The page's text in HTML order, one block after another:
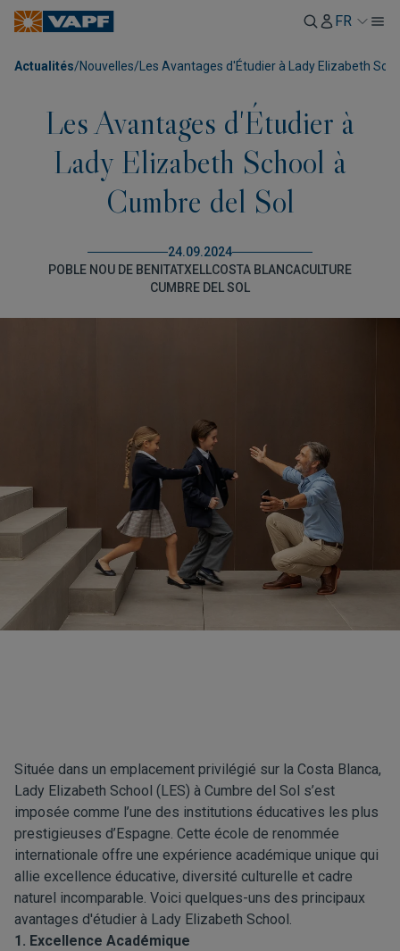
FR
Actualités/Nouvelles/ Les Avantages d'Étudier à Lady Elizabeth
Les Avantages d'Étudier à
Lady Elizabeth School à
Cumbre del Sol
24.09.2024
POBLE NOU DE BENITATXELLCOSTA BLANCACULTURE
CUMBRE DEL SOL
Située dans un emplacement privilégié sur la Costa Blanca,
Lady Elizabeth School (LES) à Cumbre del Sol s’est
imposée comme l’une des institutions éducatives les plus
prestigieuses d’Espagne. Cette école de renommée
internationale offre une expérience académique unique qui
allie excellence éducative, diversité culturelle et cadre
naturel incomparable. Voici quelques-uns des principaux
avantages d'étudier à Lady Elizabeth School.
1. Excellence Académique